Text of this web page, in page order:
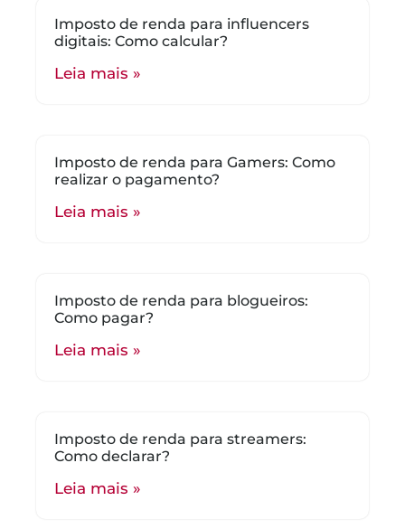
Imposto de renda para influencers
digitais: Como calcular?
Leia mais »
Imposto de renda para Gamers: Como
realizar o pagamento?
Leia mais »
Imposto de renda para blogueiros:
Como pagar?
Leia mais »
Imposto de renda para streamers:
Como declarar?
Leia mais »